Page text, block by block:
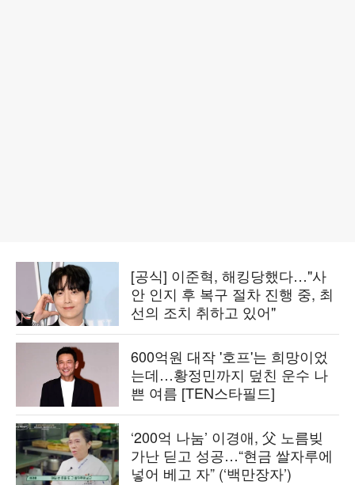
[공식] 이준혁, 해킹당했다…"사
안 인지 후 복구 절차 진행 중, 최
선의 조치 취하고 있어"
600억원 대작 '호프'는 희망이었
는데…황정민까지 덮친 운수 나
쁜 여름 [TEN스타필드]
‘200억 나눔’ 이경애, 父 노름빚
가난 딛고 성공…“현금 쌀자루에
넣어 베고 자” (‘백만장자’)